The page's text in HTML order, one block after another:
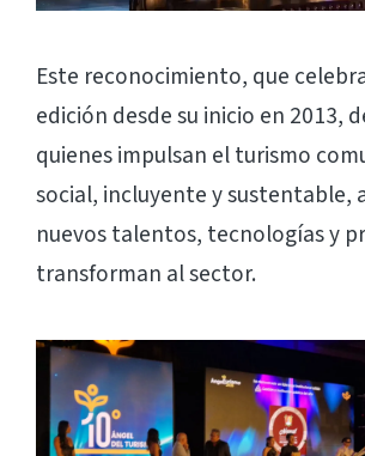
Este reconocimiento, que
edición desde su inicio en 2013,
quienes impulsan el turismo
social, incluyente y sustentable,
nuevos talentos, tecnologías y
transforman al sector.